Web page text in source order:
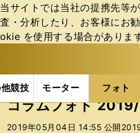
当サイトでは当社の提携先等
査・分析したり、お客様にお
okie を使⽤する場合がありま
競技 モーター フォト
b
ス
ポ
ル
フォトギャラリー
コラムフォト
2019年05月04日 14:55 公開